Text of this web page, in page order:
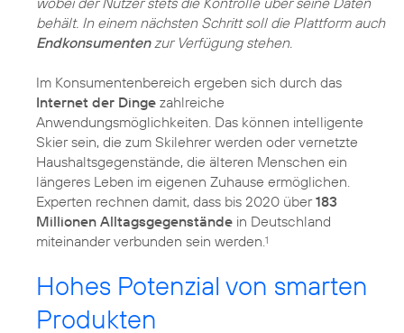
behält. In einem nächsten Schritt soll die Plattform auch
Endkonsumentenzur Verfügung stehen.
Im Konsumentenbereich ergeben sich durch das
Internet der Dinge zahlreiche
Anwendungsmöglichkeiten. Das können intelligente
Skier sein, die zum Skilehrer werden oder vernetzte
Haushaltsgegenstände, die älteren Menschen ein
längeres Leben im eigenen Zuhause ermöglichen.
Experten rechnen damit, dass bis 2020 über183
Millionen Alltagsgegenstände in Deutschland
miteinander verbunden sein werden. 1
Hohes Potenzial von smarten
Produkten